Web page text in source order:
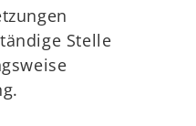
Stelle